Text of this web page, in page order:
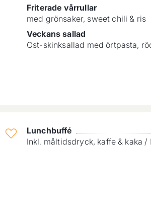
Friterade vårrullar
med grönsaker, sweet chili & ris
Veckans sallad
Ost-skinksallad med örtpasta,
Lunchbuffé
Inkl. måltidsdryck, kaffe & kaka